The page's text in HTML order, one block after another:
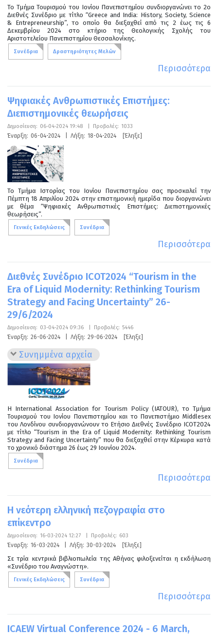
Το Τμήμα Τουρισμού του Ιονίου Πανεπιστημίου συνδιοργανώνει το 2ο
Διεθνές Συνέδριο με τίτλο “Greece and India: History, Society, Science
& Entrepreneurship”, το οποίο θα διεξαχθεί από τις 2 έως τις 6
Δεκεμβρίου 2024 στο κτήριο της Θεολογικής Σχολής του
Αριστοτελείου Πανεπιστημίου Θεσσαλονίκης.
Συνέδρια Δραστηριότητες Μελών
Περισσότερα
Ψηφιακές Ανθρωπιστικές Επιστήμες:
Διεπιστημονικές θεωρήσεις
Δημοσίευση: 06-04-2024 19:48 Προβολές: 1033
Έναρξη: 06-04-2024 Λήξη: 18-04-2024 [Έληξε]
Το Τμήμα Ιστορίας του Ιονίου Πανεπιστημίου σας προσκαλεί την
Πέμπτη 18 Απριλίου 2024 στην επιστημονική ημερίδα που διοργανώνει
με θέμα “Ψηφιακές Ανθρωπιστικές Επιστήμες: Διεπιστημονικές
θεωρήσεις”.
Γενικές Εκδηλώσεις Συνέδρια
Περισσότερα
Διεθνές Συνέδριο ICOT2024 “Tourism in the
Era of Liquid Modernity: Rethinking Tourism
Strategy and Facing Uncertainty” 26-
29/6/2024
Δημοσίευση: 03-04-2024 09:36 Προβολές: 5446
Έναρξη: 26-06-2024 Λήξη: 29-06-2024 [Έληξε]
Συνημμένα αρχεία
H International Association for Tourism Policy (IATOUR), το Τμήμα
Τουρισμού του Ιονίου Πανεπιστημίου και το Πανεπιστήμιο Middlesex
του Λονδίνου συνδιοργανώνουν το Ετήσιο Διεθνές Συνέδριο ICOT2024
με τίτλο “Tourism in the Era of Liquid Modernity: Rethinking Tourism
Strategy and Facing Uncertainty” που θα διεξαχθεί στην Κέρκυρα κατά
το χρονικό διάστημα 26 έως 29 Ιουνίου 2024.
Συνέδρια
Περισσότερα
Η νεότερη ελληνική πεζογραφία στο
επίκεντρο
Δημοσίευση: 16-03-2024 12:27 Προβολές: 603
Έναρξη: 16-03-2024 Λήξη: 30-03-2024 [Έληξε]
Σε τρία κεντρικά βιβλιοπωλεία της Αθήνας φιλοξενείται η εκδήλωση
«Συνέδριο του Αναγνώστη».
Γενικές Εκδηλώσεις Συνέδρια
Περισσότερα
ICAEW Virtual Conference 2024 - 6 March,